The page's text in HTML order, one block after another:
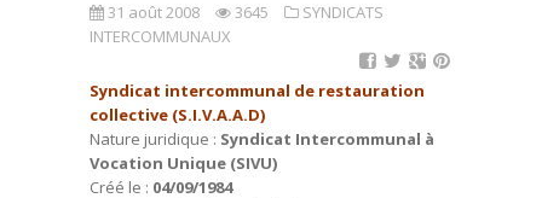
31 août 2008 3645
SYNDICATS
INTERCOMMUNAUX
Syndicat intercommunal de restauration
collective (S.I.V.A.A.D)
Nature juridique : Syndicat Intercommunal à
Vocation Unique (SIVU)
Créé le : 04/09/1984